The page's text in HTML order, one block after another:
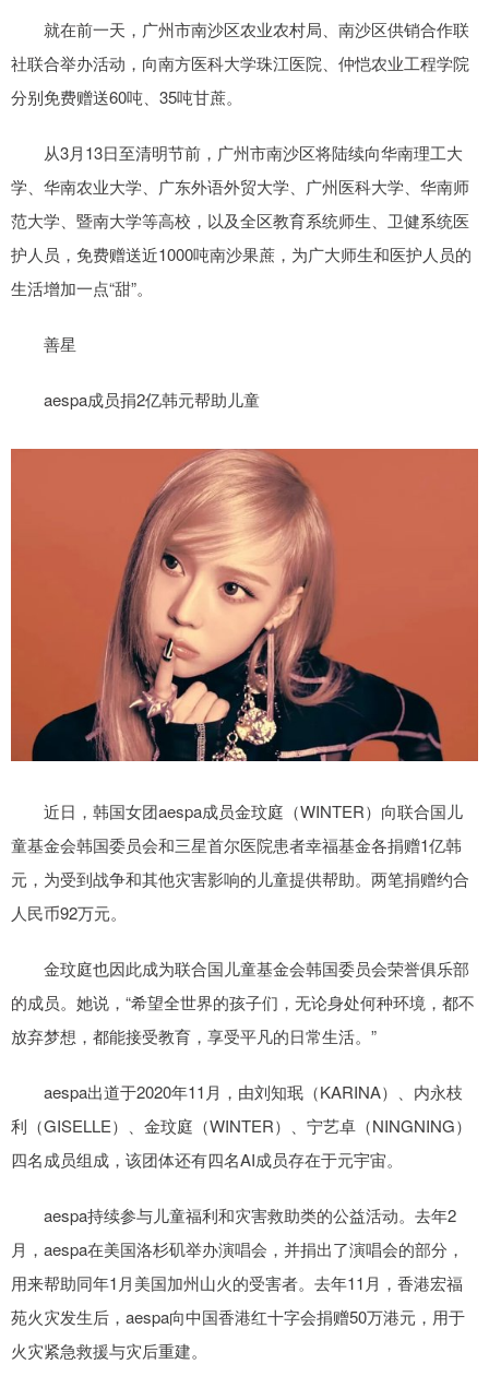
就在前一天，广州市南沙区农业农村局、南沙区供销合作联
社联合举办活动，向南方医科大学珠江医院、仲恺农业工程学院
分别免费赠送60吨、35吨甘蔗。
从3月13日至清明节前，广州市南沙区将陆续向华南理工大
学、华南农业大学、广东外语外贸大学、广州医科大学、华南师
范大学、暨南大学等高校，以及全区教育系统师生、卫健系统医
护人员，免费赠送近1000吨南沙果蔗，为广大师生和医护人员的
生活增加一点“甜”。
善星
aespa成员捐2亿韩元帮助儿童
近日，韩国女团aespa成员金玟庭（WINTER）向联合国儿
童基金会韩国委员会和三星首尔医院患者幸福基金各捐赠1亿韩
元，为受到战争和其他灾害影响的儿童提供帮助。两笔捐赠约合
人民币92万元。
金玟庭也因此成为联合国儿童基金会韩国委员会荣誉俱乐部
的成员。她说，“希望全世界的孩子们，无论身处何种环境，都不
放弃梦想，都能接受教育，享受平凡的日常生活。”
aespa出道于2020年11月，由刘知珉（KARINA）、内永枝
利（GISELLE）、金玟庭（WINTER）、宁艺卓（NINGNING）
四名成员组成，该团体还有四名AI成员存在于元宇宙。
aespa持续参与儿童福利和灾害救助类的公益活动。去年2
月，aespa在美国洛杉矶举办演唱会，并捐出了演唱会的部分，
用来帮助同年1月美国加州山火的受害者。去年11月，香港宏福
苑火灾发生后，aespa向中国香港红十字会捐赠50万港元，用于
火灾紧急救援与灾后重建。